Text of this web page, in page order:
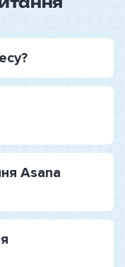
Asana